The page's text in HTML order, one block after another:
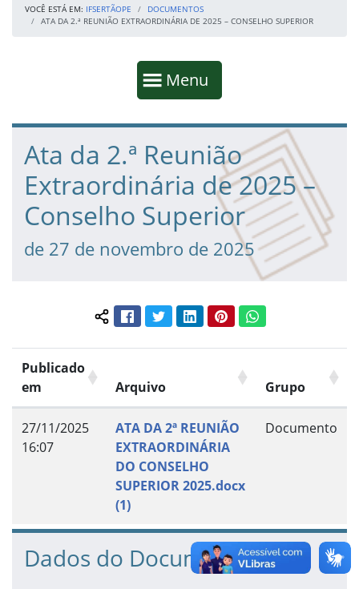
VOCÊ ESTÁ EM: IFSERTÃOPE
DOCUMENTOS
ATA DA 2.ª REUNIÃO EXTRAORDINÁRIA DE 2025 – CONSELHO SUPERIOR
Mostrar
Menu
Fim da navegação
Início do conteúdo
Ata da 2.ª Reunião
Extraordinária de 2025 –
Conselho Superior
de 27 de novembro de 2025
Compartilhar conteúdo:
FacebookTwitterLinkedInPinterestWhatsApp
Publicado
em
Arquivo Grupo
27/11/2025
16:07
ATA DA 2ª REUNIÃO
EXTRAORDINÁRIA
DO CONSELHO
SUPERIOR 2025.docx
(1)
Documento
Dados do Documento